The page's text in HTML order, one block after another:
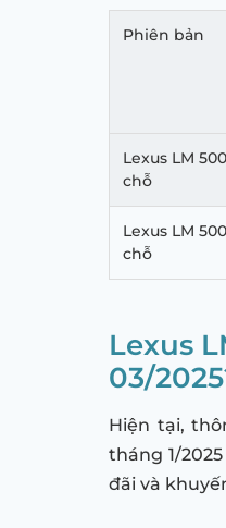
Phiên bản
Lexus LM
chỗ
Lexus LM
chỗ
Lexus
03/
Hiện tại,
tháng 1/
đãi và